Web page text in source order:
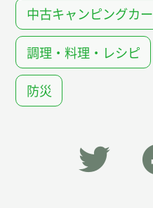
中古キャンピングカー
調理・料理・レシピ
防災